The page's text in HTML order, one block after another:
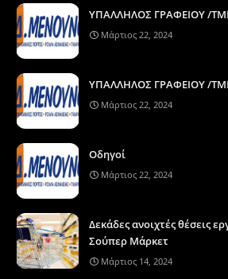
ΥΠΑΛΛΗΛΟΣ ΓΡΑΦΕΙΟΥ /
Μάρτιος 22, 2024
ΥΠΑΛΛΗΛΟΣ ΓΡΑΦΕΙΟΥ /
Μάρτιος 22, 2024
Οδηγοί
Μάρτιος 22, 2024
Δεκάδες ανοιχτές θέσεις
Σούπερ Μάρκετ
Μάρτιος 14, 2024